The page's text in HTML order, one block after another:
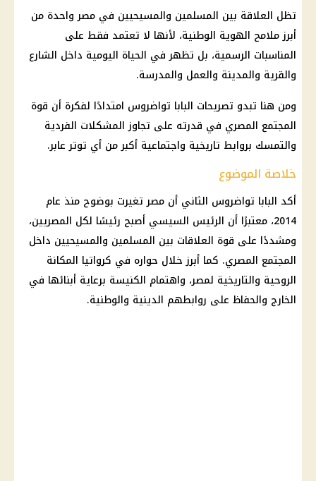
تظل العلاقة بين المسلمين والمسيحيين في مصر واحدة من
أبرز ملامح الهوية الوطنية، لأنها لا تعتمد فقط على
المناسبات الرسمية، بل تظهر في الحياة اليومية داخل الشارع
والقرية والمدينة والعمل والمدرسة.
ومن هنا تبدو تصريحات البابا تواضروس امتدادًا لفكرة أن قوة
المجتمع المصري في قدرته على تجاوز المشكلات الفردية
والتمسك بروابط تاريخية واجتماعية أكبر من أي توتر عابر.
خلاصة الموضوع
أكد البابا تواضروس الثاني أن مصر تغيرت بوضوح منذ عام
2014، معتبرًا أن
الرئيس السيسي أصبح رئيسًا لكل المصريين،
ومشددًا على قوة العلاقات بين المسلمين والمسيحيين داخل
المجتمع المصري. كما أبرز خلال حواره في كرواتيا المكانة
الروحية والتاريخية لمصر، واهتمام الكنيسة برعاية أبنائها في
الخارج والحفاظ على روابطهم الدينية والوطنية.